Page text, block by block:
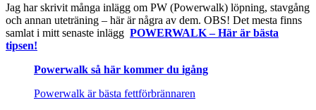
Jag har skrivit många inlägg om PW (Powerwalk) löpning, stavgång
och annan uteträning – här är några av dem. OBS! Det mesta finns
samlat i mitt senaste inlägg POWERWALK – Här är bästa
tipsen!
Powerwalk så här kommer du igång
Powerwalk är bästa fettförbrännaren